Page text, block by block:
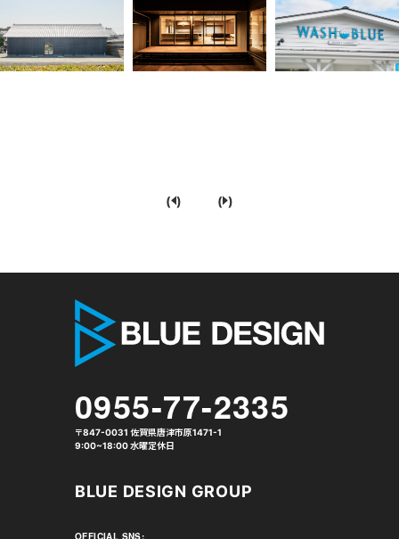
( ) ( )
0955-77-2335
〒847-0031 佐賀県唐津市原1471-1
9:00~18:00 水曜定休日
BLUE DESIGN GROUP
OFFICIAL SNS: